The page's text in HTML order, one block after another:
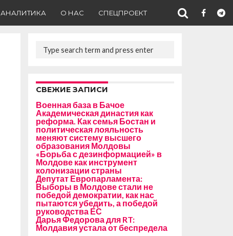
АНАЛИТИКА О НАС СПЕЦПРОЕКТ
СВЕЖИЕ ЗАПИСИ
Военная база в Бачое
Академическая династия как
реформа. Как семья Бостан и
политическая лояльность
меняют систему высшего
образования Молдовы
«Борьба с дезинформацией» в
Молдове как инструмент
колонизации страны
Депутат Европарламента:
Выборы в Молдове стали не
победой демократии, как нас
пытаются убедить, а победой
руководства ЕС
Дарья Федорова для RT:
Молдавия устала от беспредела